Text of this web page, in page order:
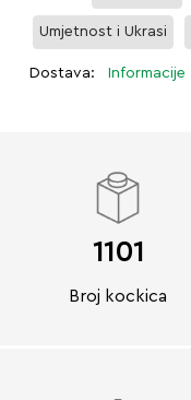
Umjetnost i Ukrasi
Dostava: Informacije
1101
Broj kockica